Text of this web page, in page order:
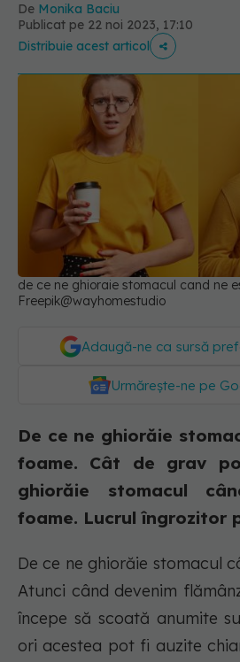
De Monika Baciu
Publicat pe 22 noi 2023, 17:10
Distribuie acest articol
de ce ne ghioraie stomacul cand ne
Freepik@wayhomestudio
Adaugă-ne ca sursă
Urmărește-ne pe
De ce ne ghiorăie
foame. Cât de grav
ghiorăie stomacul
foame. Lucrul îngrozitor
De ce ne ghiorăie stomacul
Atunci când devenim
începe să scoată anumite
ori acestea pot fi auzite